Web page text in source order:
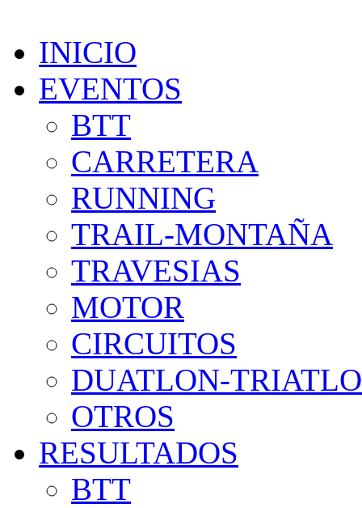
INICIO
EVENTOS
BTT
CARRETERA
RUNNING
TRAIL-MONTAÑA
TRAVESIAS
MOTOR
CIRCUITOS
DUATLON-
OTROS
RESULTADOS
BTT